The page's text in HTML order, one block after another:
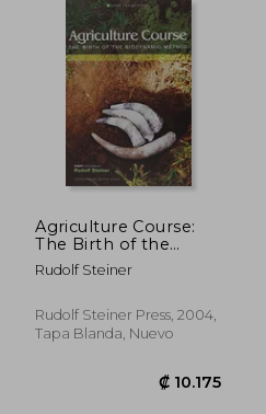
Agriculture Course:
The Birth of the
Biodynamic Method
(Classic Translation)
Rudolf Steiner
Rudolf Steiner Press, 2004,
Tapa Blanda, Nuevo